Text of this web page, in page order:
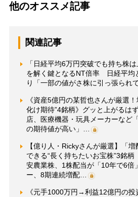
他のオススメ記事
関連記事
「日経平均6万円突破でも持ち株
を解く鍵となるNT倍率 日経平均
り「一部の値がさ株に引っ張られ
《資産5億円の某哲也さんが厳選
化け期待”4銘柄》グッと上がるは
店、医療機器・玩具メーカーなど
の期待値が高い」…
【億り人・Rickyさんが厳選】「
できる“長く持ちたいお宝株”3銘
安農業株、1株配当が「10年で6倍
ー、8期連続増配…
《元手1000万円→利益12億円の